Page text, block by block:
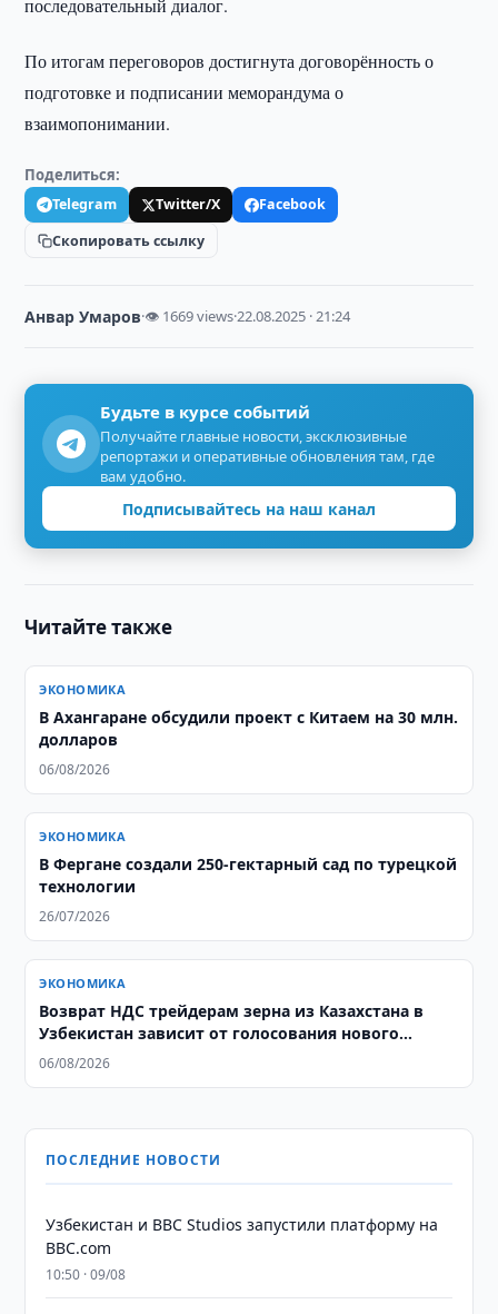
последовательный диалог.
По итогам переговоров достигнута договорённость о
подготовке и подписании меморандума о
взаимопонимании.
Поделиться:
Telegram Twitter/X
Facebook
Скопировать ссылку
Анвар Умаров·👁 1669 views·22.08.2025 · 21:24
Будьте в курсе событий
Получайте главные новости, эксклюзивные
репортажи и оперативные обновления там, где
вам удобно.
Подписывайтесь на наш канал
Читайте также
ЭКОНОМИКА
В Ахангаране обсудили проект с Китаем на 30 млн.
долларов
06/08/2026
ЭКОНОМИКА
В Фергане создали 250-гектарный сад по турецкой
технологии
26/07/2026
ЭКОНОМИКА
Возврат НДС трейдерам зерна из Казахстана в
Узбекистан зависит от голосования нового
парламента
06/08/2026
ПОСЛЕДНИЕ НОВОСТИ
Узбекистан и BBC Studios запустили платформу на
BBC.com
10:50 · 09/08